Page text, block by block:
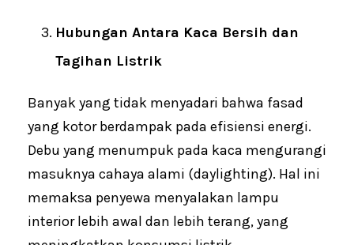
Hubungan Antara Kaca Bersih dan
Tagihan Listrik
Banyak yang tidak menyadari bahwa fasad
yang kotor berdampak pada efisiensi energi.
Debu yang menumpuk pada kaca mengurangi
masuknya cahaya alami (daylighting). Hal ini
memaksa penyewa menyalakan lampu
interior lebih awal dan lebih terang, yang